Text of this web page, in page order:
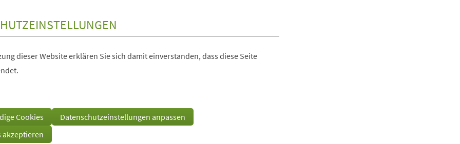
dieser Website erklären Sie sich damit einverstanden, dass diese Seite
Cookies
Datenschutzeinstellungen anpassen
akzeptieren